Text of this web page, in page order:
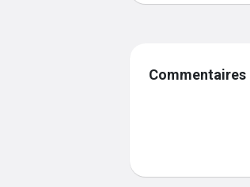
Commentaires